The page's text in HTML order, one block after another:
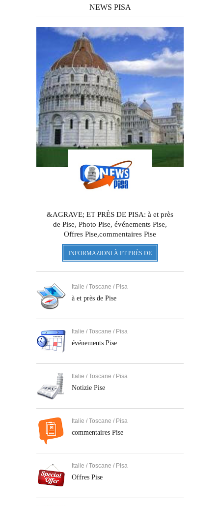
NEWS PISA
&AGRAVE; ET PRÈS DE PISA: à et près
de Pise, Photo Pise, événements Pise,
Offres Pise,commentaires Pise
INFORMAZIONI À ET PRÈS DE
Italie / Toscane / Pisa
à et près de Pise
Italie / Toscane / Pisa
événements Pise
Italie / Toscane / Pisa
Notizie Pise
Italie / Toscane / Pisa
commentaires Pise
Italie / Toscane / Pisa
Offres Pise